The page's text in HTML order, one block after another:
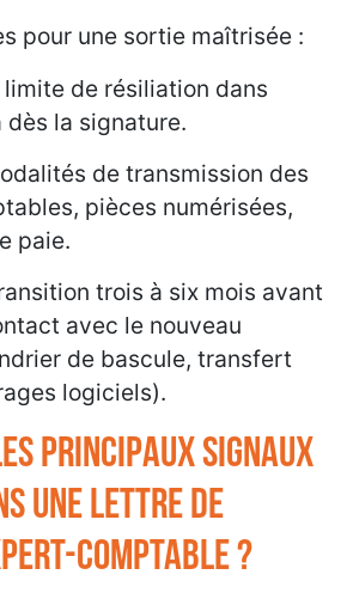
pour une sortie maîtrisée :
de résiliation dans
la signature.
de transmission des
pièces numérisées,
paie.
trois à six mois avant
avec le nouveau
de bascule, transfert
logiciels).
principaux signaux
une lettre de
comptable ?